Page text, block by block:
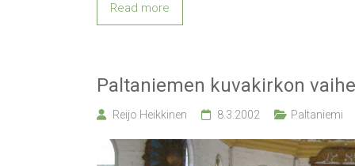
Read more
Paltaniemen kuvakirkon
Reijo Heikkinen 8.3.2002 Paltaniemi